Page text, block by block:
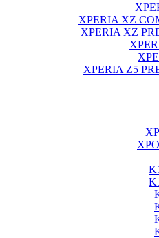
XPERIA XZ
XPERIA XZ
XPERIA Z5